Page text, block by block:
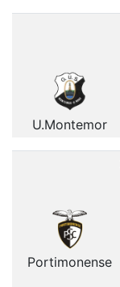
U.Montemor
Portimonense